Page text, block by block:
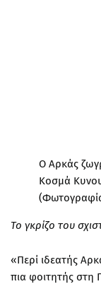
Ο Αρκάς
Κοσμά
Το γκρίζο του
«Περί ιδεατής
πια φοιτητής στη